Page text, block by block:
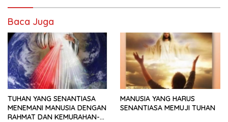
Baca Juga
TUHAN YANG SENANTIASA
MENEMANI MANUSIA DENGAN
RAHMAT DAN KEMURAHAN-
MANUSIA YANG HARUS
SENANTIASA MEMUJI TUHAN